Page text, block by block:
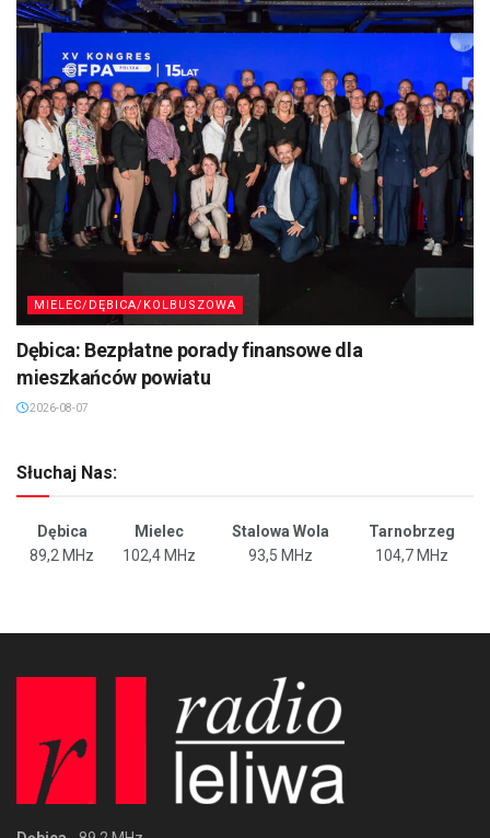
MIELEC/DĘBICA/KOLBUSZOWA
Dębica: Bezpłatne porady finansowe dla
mieszkańców powiatu
2026-08-07
Słuchaj Nas:
Dębica Mielec Stalowa Wola
Tarnobrzeg
89,2 MHz
102,4 MHz 93,5 MHz 104,7 MHz